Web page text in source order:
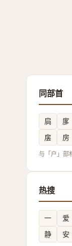
同部首
扃 扅
㧁
房
与「户」部
热搜
一 爱
静
安